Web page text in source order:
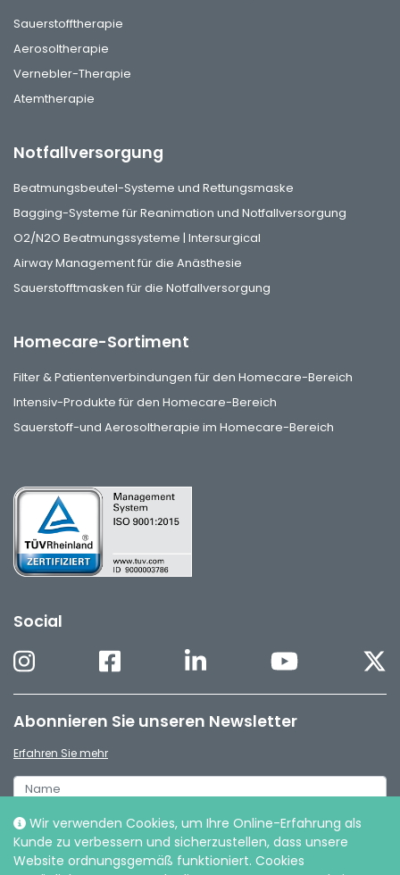
Wir verwenden Cookies, um Ihre Online-Erfahrung als
Kunde zu verbessern und sicherzustellen, dass unsere
Website ordnungsgemäß funktioniert. Cookies
Sauerstofftherapie
Aerosoltherapie
Vernebler-Therapie
Atemtherapie
Notfallversorgung
Beatmungsbeutel-Systeme und Rettungsmaske
Bagging-Systeme für Reanimation und Notfallversorgung
O2/N2O Beatmungssysteme | Intersurgical
Airway Management für die Anästhesie
Sauerstofftmasken für die Notfallversorgung
Homecare-Sortiment
Filter & Patientenverbindungen für den Homecare-Bereich
Intensiv-Produkte für den Homecare-Bereich
Sauerstoff-und Aerosoltherapie im Homecare-Bereich
Social
Abonnieren Sie unseren Newsletter
Erfahren Sie mehr